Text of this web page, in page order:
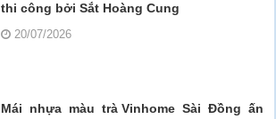
thi công bởi Sắt Hoàng Cung
20/07/2026
Mái nhựa màu trà Vinhome Sài Đồng ấn